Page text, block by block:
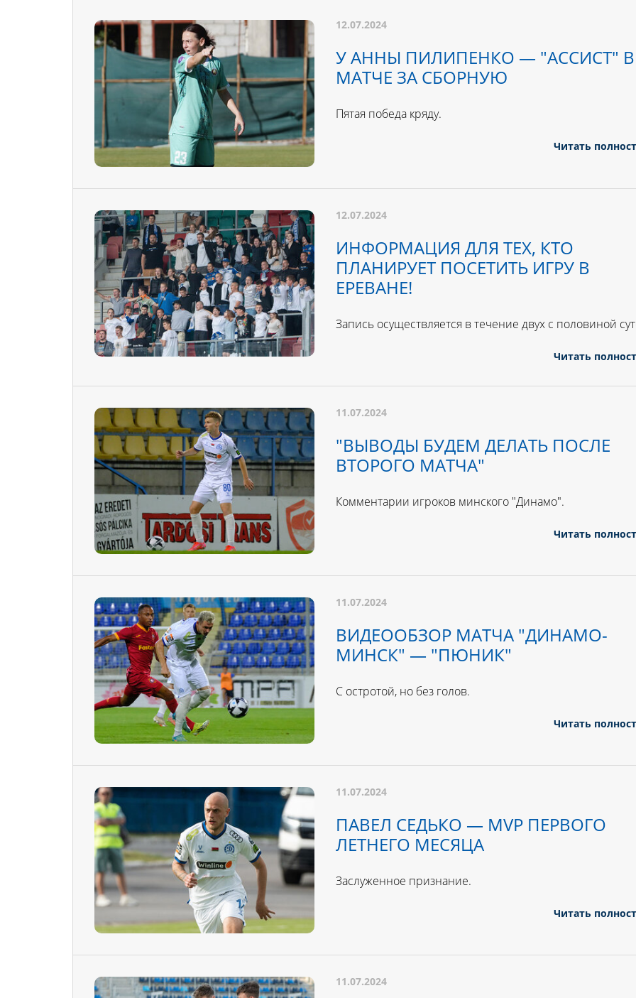
12.07.2024
У АННЫ ПИЛИПЕНКО — "АССИСТ" В
МАТЧЕ ЗА СБОРНУЮ
Пятая победа кряду.
Читать
12.07.2024
ИНФОРМАЦИЯ ДЛЯ ТЕХ, КТО
ПЛАНИРУЕТ ПОСЕТИТЬ ИГРУ В
ЕРЕВАНЕ!
Запись осуществляется в течение двух с половиной
Читать
11.07.2024
"ВЫВОДЫ БУДЕМ ДЕЛАТЬ ПОСЛЕ
ВТОРОГО МАТЧА"
Комментарии игроков минского "Динамо".
Читать
11.07.2024
ВИДЕООБЗОР МАТЧА "ДИНАМО-
МИНСК" — "ПЮНИК"
С остротой, но без голов.
Читать
11.07.2024
ПАВЕЛ СЕДЬКО — MVP ПЕРВОГО
ЛЕТНЕГО МЕСЯЦА
Заслуженное признание.
Читать
11.07.2024